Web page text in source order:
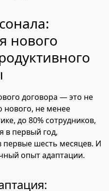
нового
договора — это не
нового, не менее
до 80% сотрудников,
в первый год,
шесть месяцев. И
опыт адаптации.